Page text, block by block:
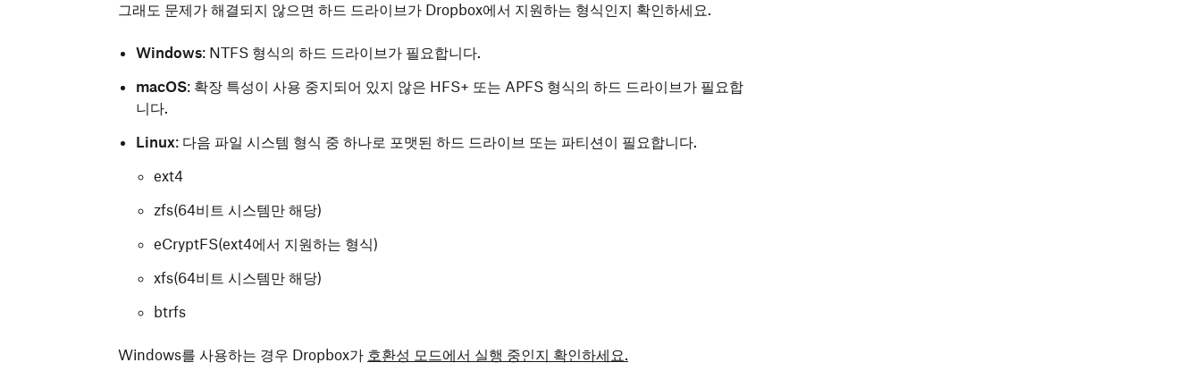
그래도 문제가 해결되지 않으면 하드 드라이브가 Dropbox에서 지원하는 형식인지 확인하세요.
Windows: NTFS 형식의 하드 드라이브가 필요합니다.
macOS: 확장 특성이 사용 중지되어 있지 않은 HFS+ 또는 APFS 형식의 하드 드라이브가 필요합
니다.
Linux: 다음 파일 시스템 형식 중 하나로 포맷된 하드 드라이브 또는 파티션이 필요합니다.
ext4
zfs(64비트 시스템만 해당)
eCryptFS(ext4에서 지원하는 형식)
xfs(64비트 시스템만 해당)
btrfs
Windows를 사용하는 경우 Dropbox가 호환성 모드에서 실행 중인지 확인하세요.